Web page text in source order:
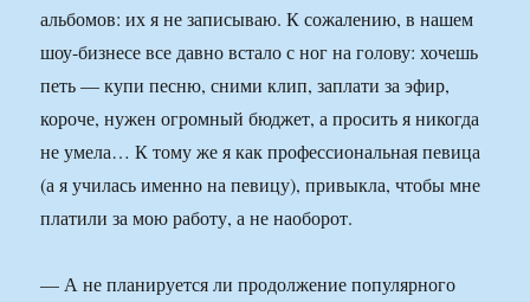
альбомов: их я не записываю. К сожалению, в нашем
шоу-бизнесе все давно встало с ног на голову: хочешь
петь — купи песню, сними клип, заплати за эфир,
короче, нужен огромный бюджет, а просить я никогда
не умела… К тому же я как профессиональная певица
(а я училась именно на певицу), привыкла, чтобы мне
платили за мою работу, а не наоборот.
— А не планируется ли продолжение популярного